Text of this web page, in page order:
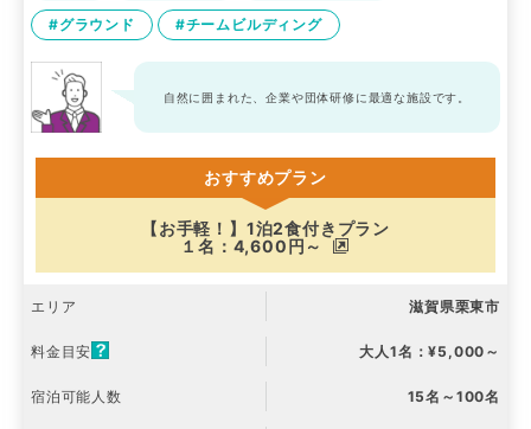
#グラウンド #チームビルディング
自然に囲まれた、企業や団体研修に最適な施設です。
おすすめプラン
【お手軽！】1泊2食付きプラン
１名：4,600円～
エリア 滋賀県栗東市
料金目安 大人1名：¥5,000～
宿泊可能人数 15名～100名